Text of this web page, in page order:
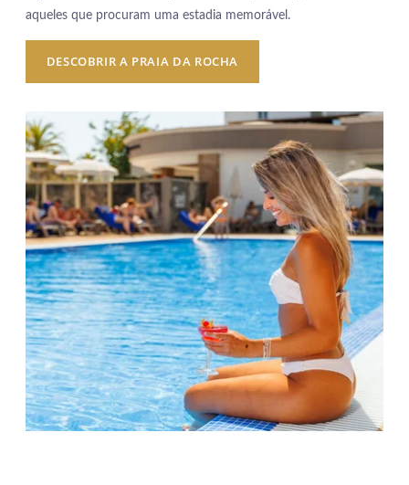
aqueles que procuram uma estadia memorável.
DESCOBRIR A PRAIA DA ROCHA